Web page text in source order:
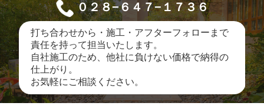
０２８−６４７−１７３６
打ち合わせから・施工・アフターフォローまで
責任を持って担当いたします。
自社施工のため、他社に負けない価格で納得の
仕上がり。
お気軽にご相談ください。